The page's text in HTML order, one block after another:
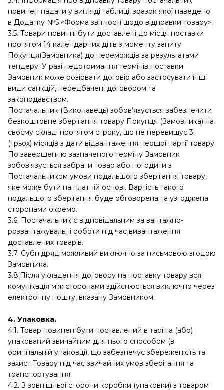
повинен надати у вигляді таблиці, зразок якої наведено
в Додатку №5 «Форма звітності щодо відправки товару».
3.5. Товари повинні бути доставлені до місця поставки
протягом 14 календарних днів з моменту запиту
Покупця(Замовника) до переможців за результатами
тендеру. У разі недотримання термінів поставки
Замовник може розірвати договір або застосувати інші
види санкцій, передбачені договором та
законодавством.
Постачальник (Виконавець) зобов’язується забезпечити
безкоштовне зберігання товару Покупця (Замовника) на
своєму складі протягом строку, що не перевищує 3
(трьох) місяців з дати відвантаження першої партії товару.
По завершенню зазначеного терміну Замовник
зобов'язується забрати товар або погодити з
Постачальником умови подальшого зберігання товару,
яке може бути на платній основі. Вартість такого
подальшого зберігання буде обговорена та узгоджена
сторонами окремо.
3.6. Постачальник є відповідальним за вантажно-
розвантажувальні роботи під час вивантаження
доставлених товарів.
3.7. Субпідряд можливий виключно за письмовою згодою
Замовника.
3.8.Після укладення договору на поставку товару вся
комунікація між сторонами здійснюється виключно через
електронну пошту, вказану Замовником.
4. Упаковка.
4.1. Товар повинен бути поставлений в тарі та (або)
упакований звичайним для нього способом (в
оригінальній упаковці), що забезпечує збереженість та
захист Товару під час звичайних умов зберігання та
транспортування.
4.2. З зовнішньої сторони коробки (упаковки) з товаром